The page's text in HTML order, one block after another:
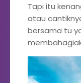
Tapi itu
atau
bersama tu